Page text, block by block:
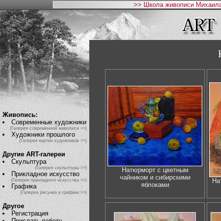
>> Школа живописи
Живопись:
Современные художники
(Галерея современной живописи >>)
Художники прошлого
(Галерея картин художников >>)
Другие ART-галереи
Скульптура
(Галерея скульптуры >>)
Прикладное искусство
(Галерея прикладного искусства >>)
Графика
(Галерея рисунка и графики >>)
Другое
Регистрация
Натюрморт с цветным
чайником и сибирскими
яблоками